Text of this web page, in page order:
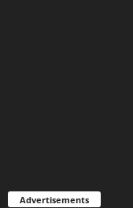
Advertisements